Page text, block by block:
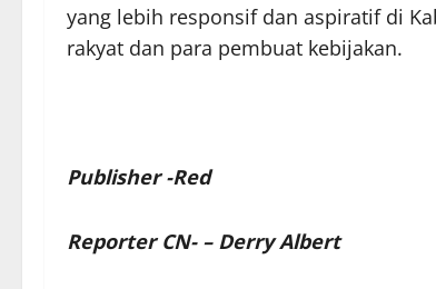
yang lebih responsif dan aspiratif di
rakyat dan para pembuat kebijakan.
Publisher -Red
Reporter CN- – Derry Albert